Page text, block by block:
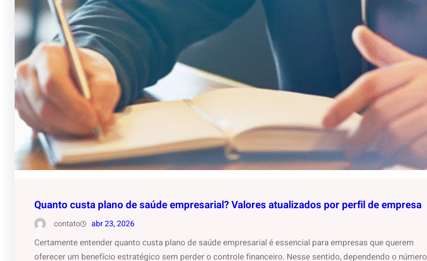
Quanto custa plano de saúde empresarial? Valores atualizados por perfil de empresa
contato abr 23, 2026
Certamente entender quanto custa plano de saúde empresarial é essencial para empresas que querem
oferecer um benefício estratégico sem perder o controle financeiro. Nesse sentido, dependendo o número